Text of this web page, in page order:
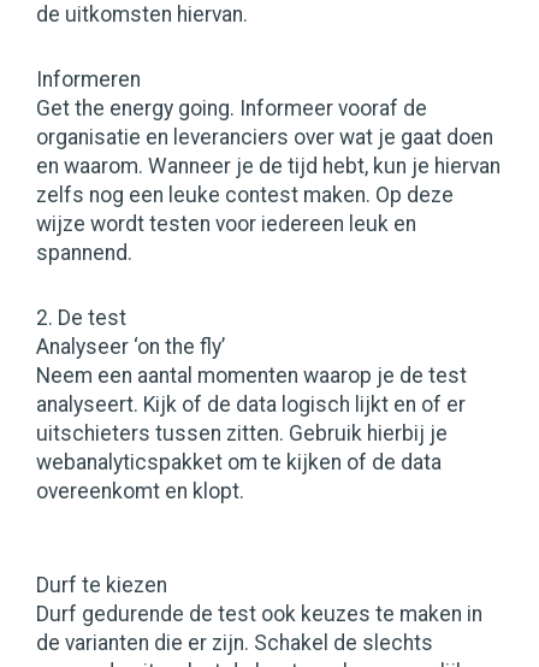
de uitkomsten hiervan.
Informeren
Get the energy going. Informeer vooraf de
organisatie en leveranciers over wat je gaat doen
en waarom. Wanneer je de tijd hebt, kun je hiervan
zelfs nog een leuke contest maken. Op deze
wijze wordt testen voor iedereen leuk en
spannend.
2. De test
Analyseer ‘on the fly’
Neem een aantal momenten waarop je de test
analyseert. Kijk of de data logisch lijkt en of er
uitschieters tussen zitten. Gebruik hierbij je
webanalyticspakket om te kijken of de data
overeenkomt en klopt.
Durf te kiezen
Durf gedurende de test ook keuzes te maken in
de varianten die er zijn. Schakel de slechts